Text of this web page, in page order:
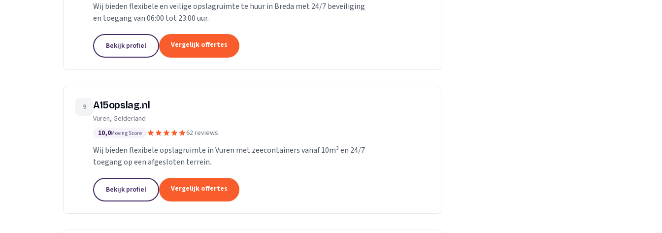
Wij bieden flexibele en veilige opslagruimte te huur in Breda met 24/7 beveiliging
en toegang van 06:00 tot 23:00 uur.
Bekijk profiel Vergelijk offertes
9 A15opslag.nl
Vuren, Gelderland
10,0Moving Score 62 reviews
Wij bieden flexibele opslagruimte in Vuren met zeecontainers vanaf 10m³ en 24/7
toegang op een afgesloten terrein.
Bekijk profiel Vergelijk offertes